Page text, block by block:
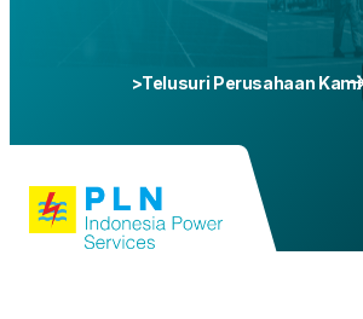
>Telusuri Perusahaan Kami